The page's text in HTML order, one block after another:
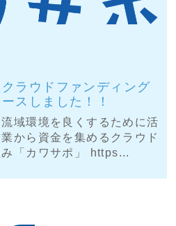
ラウドファンディング
スしました！！
域環境を良くするために活
から資金を集めるクラウド
「カワサポ」 https...